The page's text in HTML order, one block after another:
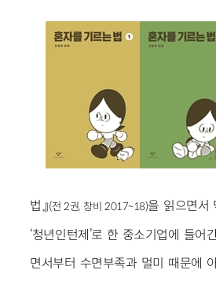
법』(전 2권, 창비 2017~18)을 읽으면서
‘청년인턴제’로 한 중소기업에 들어
면서부터 수면부족과 멀미 때문에